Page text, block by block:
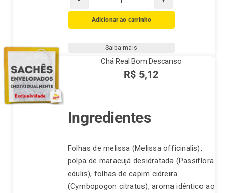
Chá
de
Hortelã
(Mentha
piperita)
quantidade
Adicionar ao carrinho
Saiba mais
Chá Real Bom Descanso
R$ 5,12
Ingredientes
Folhas de melissa (Melissa officinalis),
polpa de maracujá desidratada (Passiflora
edulis), folhas de capim cidreira
(Cymbopogon citratus), aroma idêntico ao